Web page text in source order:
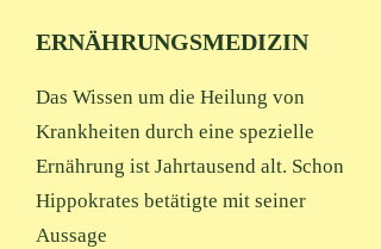
ERNÄHRUNGSMEDIZIN
Das Wissen um die Heilung von
Krankheiten durch eine spezielle
Ernährung ist Jahrtausend alt. Schon
Hippokrates betätigte mit seiner
Aussage